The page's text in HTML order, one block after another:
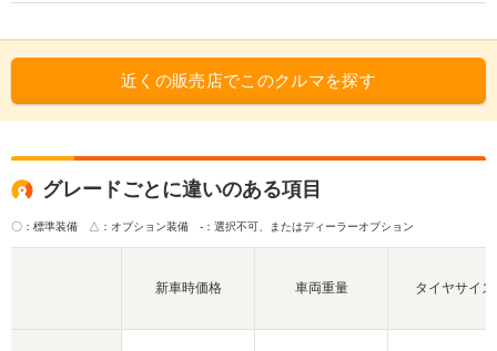
近くの販売店でこのクルマを探す
グレードごとに違いのある項目
〇：標準装備 △：オプション装備 -：選択不可、またはディーラーオプション
新車時価格 車両重量 タイヤサイズ